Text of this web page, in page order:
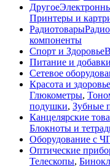
Другое
Принтеры и
Радиотовары
компоненты
Спорт и Здоровье
Питание и добавки
Сетевое
Красота и здоровье
Глюкометры,
подушки, Зубные
Канцелярские
Блокноты и
Оборудование с
Оптические
Телескопы,